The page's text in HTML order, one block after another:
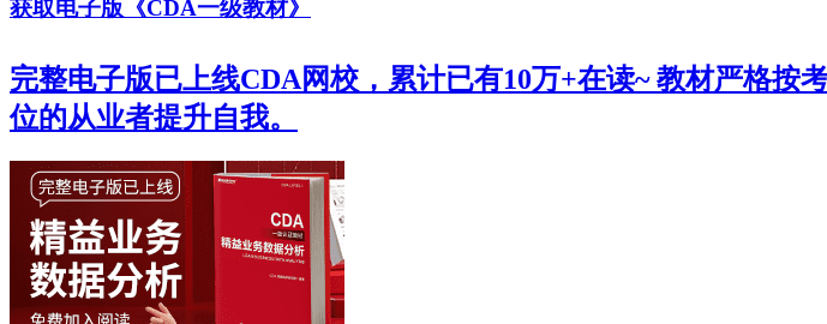
获取电子版《CDA一级教材》
完整电子版已上线CDA网校，累计已有10万+在读~ 教材严格
位的从业者提升自我。